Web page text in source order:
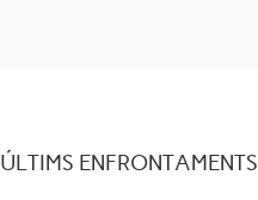
ÚLTIMS ENFRONTAMENTS